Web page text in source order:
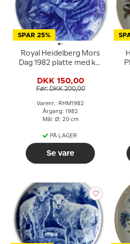
SPAR 25%
Royal Heidelberg Mors
Dag 1982 platte med kat
DKK 150,00
Før: DKK 200,00
Varenr.: RHM1982
Årgang: 1982
Mål: Ø: 20 cm
PÅ LAGER
Se vare